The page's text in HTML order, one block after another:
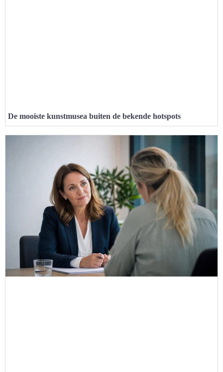
De mooiste kunstmusea buiten de bekende hotspots